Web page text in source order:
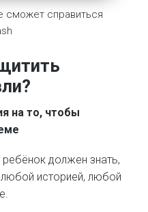
сможет справиться
?
на то, чтобы
должен знать,
историей, любой